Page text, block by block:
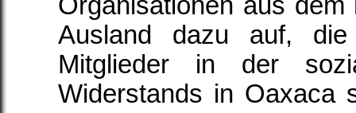
Organisationen aus
Ausland dazu auf, die
Mitglieder in der
Widerstands in Oaxaca